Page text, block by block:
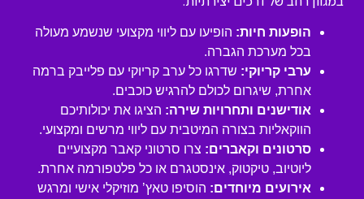
הופעות חיות: הופיעו עם ליווי מקצועי שנשמע מעולה
בכל מערכת הגברה.
ערבי קריוקי: שדרגו כל ערב קריוקי עם פלייבק ברמה
אחרת, שיגרום לכולם להרגיש כוכבים.
אודישנים ותחרויות שירה: הציגו את יכולותיכם
הווקאליות בצורה המיטבית עם ליווי מרשים ומקצועי.
סרטונים וקאברים: צרו סרטוני קאבר מקצועיים
ליוטיוב, טיקטוק, אינסטגרם או כל פלטפורמה אחרת.
אירועים מיוחדים: הוסיפו טאץ’ מוזיקלי אישי ומרגש